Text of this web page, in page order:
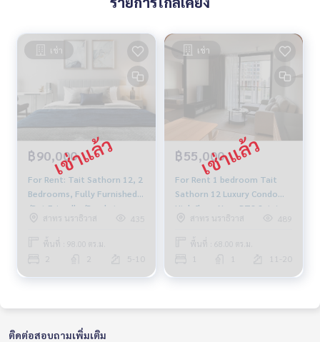
เช่า
฿90,000
For Rent: Tait Sathorn 12, 2
Bedrooms, Fully Furnished
/Pet Friendly /Ready to
move inสาทร นราธิวาส 435
พื้นที่ : 98.00 ตร.ม.
5-10
เช่า
฿55,000
For Rent 1 bedroom Tait
Sathorn 12 Luxury Condo
High floor Near BTS Saint
Louis Fully furnished Ready
to move in
สาทร นราธิวาส 489
พื้นที่ : 68.00 ตร.ม.
11-20
ติดต่อสอบถามเพิ่มเติม